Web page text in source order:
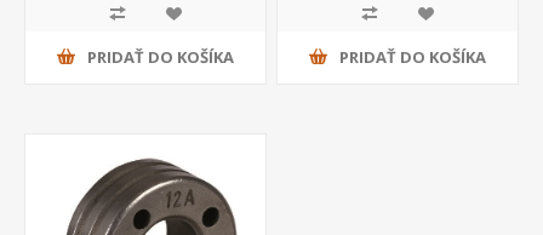
PRIDAŤ DO KOŠÍKA PRIDAŤ DO KOŠÍKA